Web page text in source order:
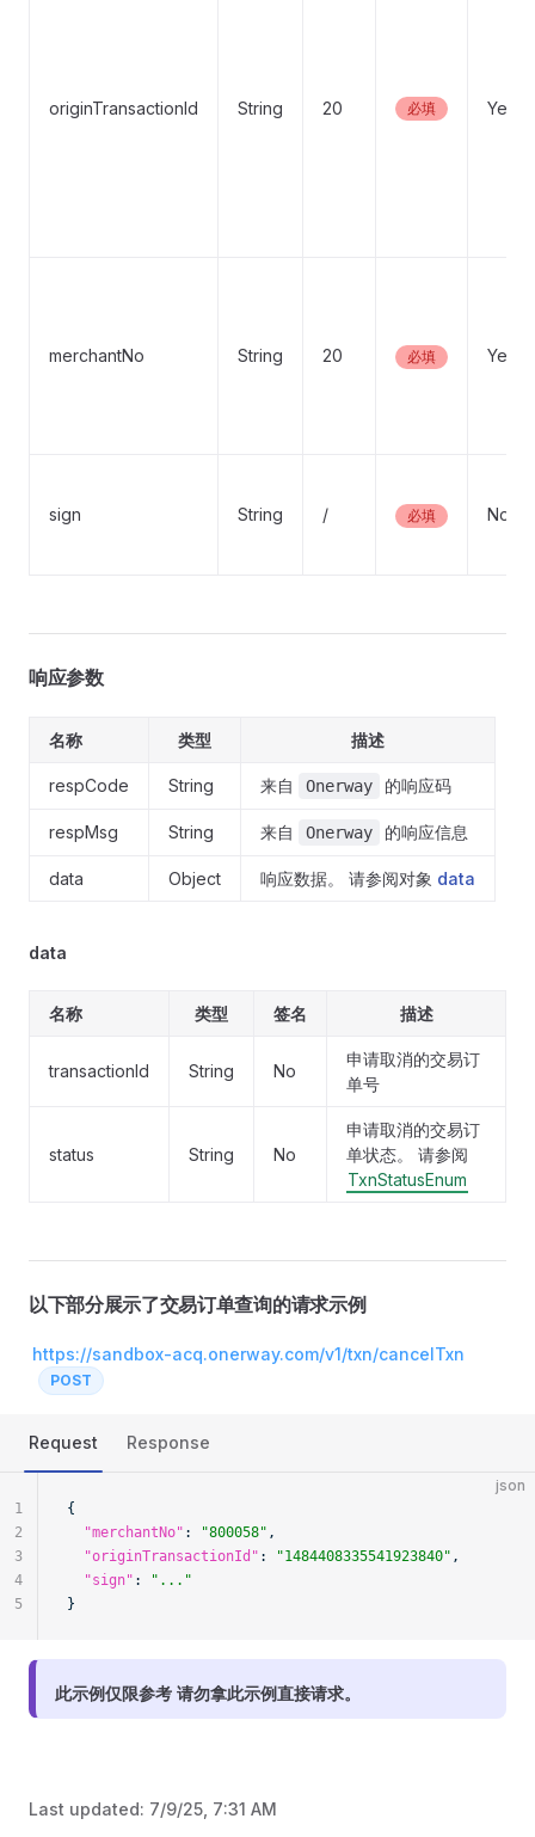
originTransactionId String 20 必填 Yes
merchantNo String 20 必填 Yes
sign String / 必填 No
响应参数
名称 类型 描述
respCode String 来自 Onerway 的响应码
respMsg String 来自 Onerway 的响应信息
data Object 响应数据。 请参阅对象 data
data
名称 类型 签名 描述
transactionId String No
申请取消的交易订
单号
status String No
申请取消的交易订
单状态。 请参阅
TxnStatusEnum
以下部分展示了交易订单查询的请求示例
https://sandbox-acq.onerway.com/v1/txn/cancelTxn
POST
Request Response
json
{
  "merchantNo"
: "800058" ,
  "originTransactionId"
: "1484408335541923840" ,
  "sign"
:
"..."
}
1
2
3
4
5
此示例仅限参考 请勿拿此示例直接请求。
Last updated: 7/9/25, 7:31 AM